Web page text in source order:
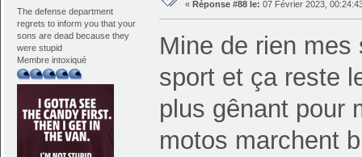
The defense department
regrets to inform you that your
sons are dead because they
were stupid
Membre intoxiqué
« Réponse #88 le: 07 Février 2023,
Mine de rien
sport et ça reste
plus gênant pour
motos marchent